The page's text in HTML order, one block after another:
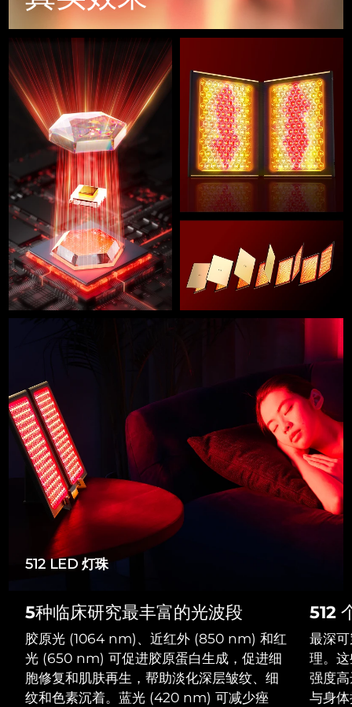
512 LED 灯珠
5种临床研究最丰富的光波段
胶原光 (1064 nm)、近红外 (850 nm) 和红
光 (650 nm) 可促进胶原蛋白生成，促进细
胞修复和肌肤再生，帮助淡化深层皱纹、细
纹和色素沉着。蓝光 (420 nm) 可减少痤
512
最深
理。
强度
与身
LUNA™ 设备
All facial cleansing devices
Rejuvenation & hydration
UFO™ 设备
All deep facial hydration devices
Dual LED + sonic device & 18% PAP gel
ISSA™ 设备
All silicone sonic toothbrushes
FAQ™ P1 Primer
Manuka honey primer
FAQ™护肤品
All FAQ™ skincare
FAQ™产品
All anti-aging treatments
FAQ™ 221
Anti-aging LED hand mask
FAQ™护肤品
All FAQ™ skincare
FAQ™产品
All LED treatments
FAQ™护肤品
All FAQ™ skincare
FAQ™产品
All hair treatments
FAQ™ Red Light Serum
FAQ™ skincare
All FAQ™ skincare
FAQ™ products
All toning treatments
专业治疗
脱毛
PEACH™ 2 Pro Max
Professional IPL hair removal device
PEACH™ 2
IPL hair removal
PEACH™ 2 go
Travel-friendly IPL hair removal
PEACH™ Cooling Prep Gel
Cooling IPL hair removal gel
身体护理
BEAR™ 2 body
Microcurrent body toning
LUNA™ 4 body
Massaging body brush
SUPERCHARGED™ serum
痘肌护理
ESPADA™ 2 plus
Recurring acne LED therapy
ESPADA™ 2
ESPADA™ Blemish Solution
Concentrated acne gel
ESPADA™ 设备
All acne treatment devices
眼部护理
BEAR™ 2 eyes & lips
Microcurrent line smoothing device
IRIS™ 2
Advanced eye care treatment
眼部护理设备
All revitalizing eye massagers
毛孔护理
KIWI™
Blackhead remover
KIWI™ 皮肤护理
Advanced pore care essentials
护发
FLIP™ play advanced
LED light hairbrush
LUNA™ Dual-Peptide Scalp
Serum
For healthy hair
牙齿美白
issa™ Teeth Whitening Set
Dual LED + sonic device & 18% PAP gel
issa™ Teeth Whitening Gel
18% PAP
更多的
护肤品
FOREO APP
爱沙尼亚 预计送达日期8/8/26
芬兰
法国 预计送达日期8/8/26
法属波利尼西亚 预计送达日期8/12/26
德国 预计送达日期8/8/26
直布罗陀 预计送达日期8/12/26
希腊 预计送达日期 8/8/26
中国香港特别行政区 预计送达日期 8/9/26
匈牙利 8/8/26
8/9/26
印度尼西亚 预计送达日期8/6/26
爱尔兰 预计送达日期8/8/26
马恩岛 预计送达日期8/10/26
以色列 8/12/26
意大利
泽西岛 预计送达日期 8/13/26
哈萨克斯坦 预计送达日期 8/10/26
科威特 预计送达日期 8/8/26